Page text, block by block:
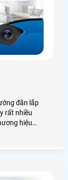
đãn lắp